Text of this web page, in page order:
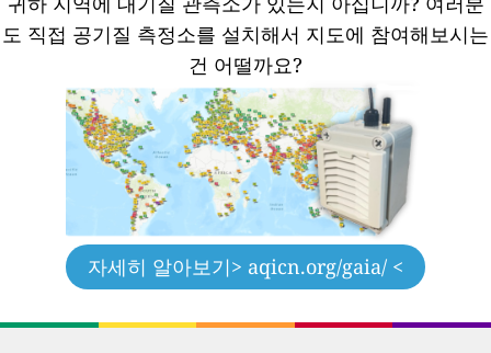
도 직접 공기질 측정소를 설치해서 지도에 참여해보시는
건 어떨까요?
자세히 알아보기> aqicn.org/gaia/ <